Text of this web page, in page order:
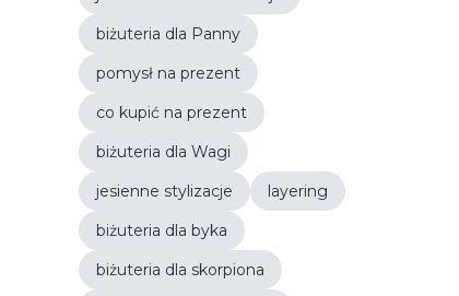
biżuteria dla Panny
pomysł na prezent
co kupić na prezent
biżuteria dla Wagi
jesienne stylizacje
layering
biżuteria dla byka
biżuteria dla skorpiona